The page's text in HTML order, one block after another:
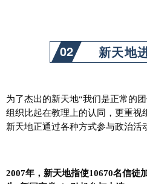
02 新天地
为了杰出的新天地“我们是正常的
组织比起在教理上的认同，更重视
新天地正通过各种方式参与政治活
2007年，新天地指使10670名信徒